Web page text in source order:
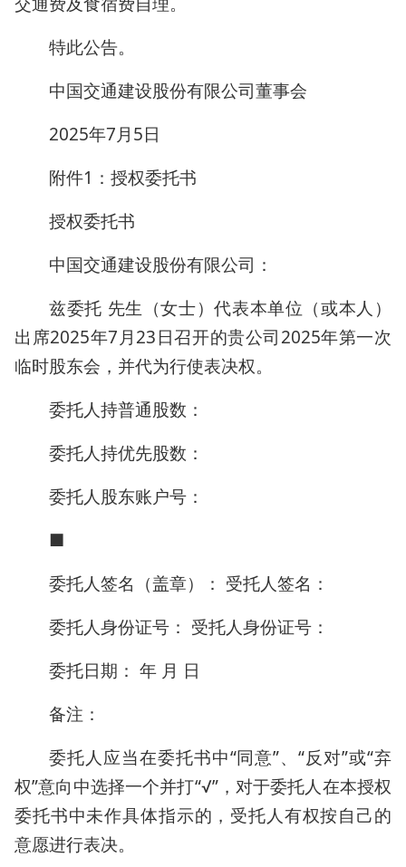
特此公告。
中国交通建设股份有限公司董事会
2025年7月5日
附件1：授权委托书
授权委托书
中国交通建设股份有限公司：
兹委托 先生（女士）代表本单位（或本人）
出席2025年7月23日召开的贵公司2025年第一次
临时股东会，并代为行使表决权。
委托人持普通股数：
委托人持优先股数：
委托人股东账户号：
■
委托人签名（盖章）： 受托人签名：
委托人身份证号： 受托人身份证号：
委托日期： 年 月 日
备注：
委托人应当在委托书中“同意”、“反对”或“弃
权”意向中选择一个并打“√”，对于委托人在本授权
委托书中未作具体指示的，受托人有权按自己的
意愿进行表决。